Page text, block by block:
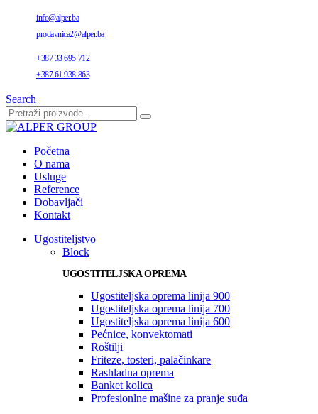
info@alper.ba
prodavnica2@alper.ba
+387 33 695 712
+387 61 938 863
Search
Početna
O nama
Usluge
Reference
Dobavljači
Kontakt
Ugostiteljstvo
Block
UGOSTITELJSKA OPREMA
Ugostiteljska oprema linija 900
Ugostiteljska oprema linija 700
Ugostiteljska oprema linija 600
Pećnice, konvektomati
Roštilji
Friteze, tosteri, palačinkare
Rashladna oprema
Banket kolica
Profesionlne mašine za pranje suđa